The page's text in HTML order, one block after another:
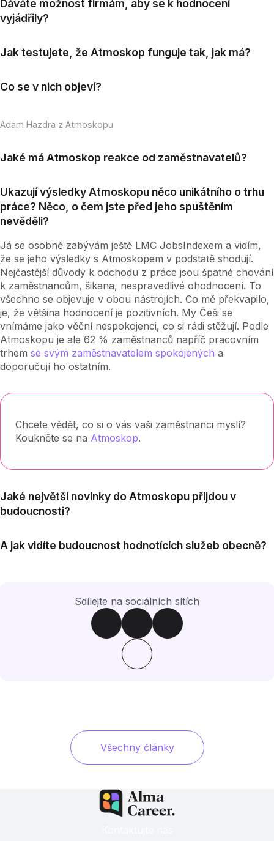
Dáváte možnost firmám, aby se k hodnocení
vyjádřily?
Jak testujete, že Atmoskop funguje tak, jak má?
Co se v nich objeví?
Adam Hazdra z Atmoskopu
Jaké má Atmoskop reakce od zaměstnavatelů?
Ukazují výsledky Atmoskopu něco unikátního o trhu
práce? Něco, o čem jste před jeho spuštěním
nevěděli?
Já se osobně zabývám ještě LMC JobsIndexem a vidím,
že se jeho výsledky s Atmoskopem v podstatě shodují.
Nejčastější důvody k odchodu z práce jsou špatné chování
k zaměstnancům, šikana, nespravedlivé ohodnocení. To
všechno se objevuje v obou nástrojích. Co mě překvapilo,
je, že většina hodnocení je pozitivních. My Češi se
vnímáme jako věční nespokojenci, co si rádi stěžují. Podle
Atmoskopu je ale 62 % zaměstnanců napříč pracovním
trhem se svým zaměstnavatelem spokojených a
doporučují ho ostatním.
Chcete vědět, co si o vás vaši zaměstnanci myslí?
Koukněte se na Atmoskop.
Jaké největší novinky do Atmoskopu přijdou v
budoucnosti?
A jak vidíte budoucnost hodnotících služeb obecně?
Sdílejte na sociálních sítích
Všechny články